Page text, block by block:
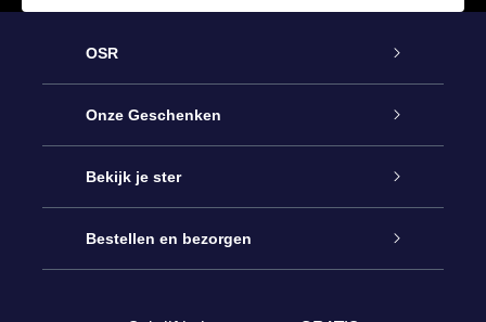
OSR
Service
Contact
Blog
Onze Geschenken
Online Star Gift
OSR Cadeaupakket
Bekijk je ster
Sterrenregister
Bestellen en bezorgen